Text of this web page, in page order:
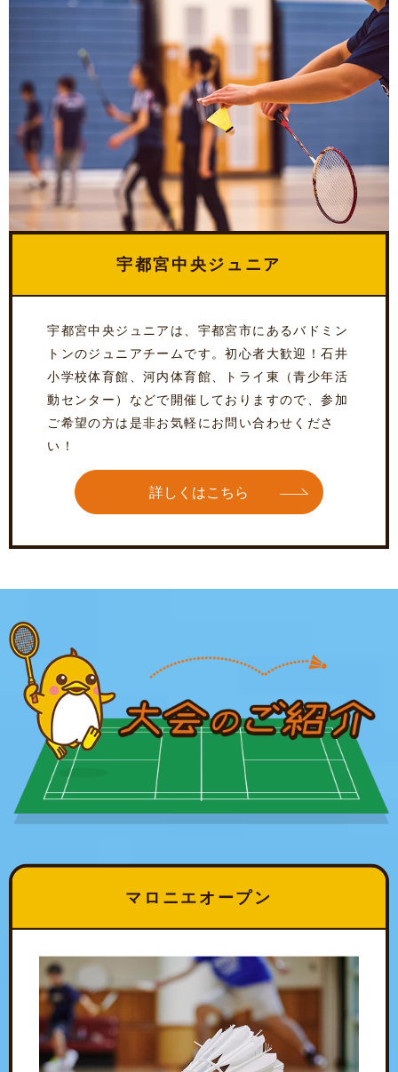
宇都宮中央ジュニア
宇都宮中央ジュニアは、宇都宮市にあるバドミン
トンのジュニアチームです。初心者大歓迎！石井
小学校体育館、河内体育館、トライ東（青少年活
動センター）などで開催しておりますので、参加
ご希望の方は是非お気軽にお問い合わせくださ
い！
詳しくはこちら
マロニエオープン